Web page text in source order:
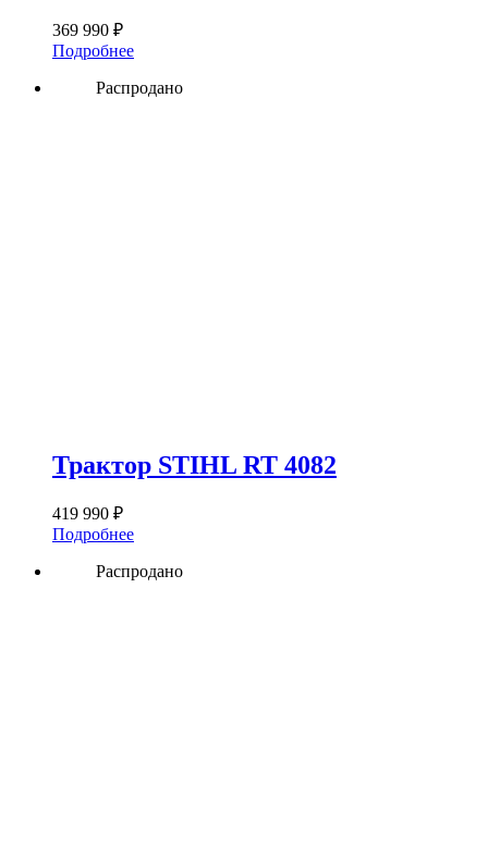
369 990 ₽
Подробнее
Распродано
Трактор STIHL RT 4082
419 990 ₽
Подробнее
Распродано